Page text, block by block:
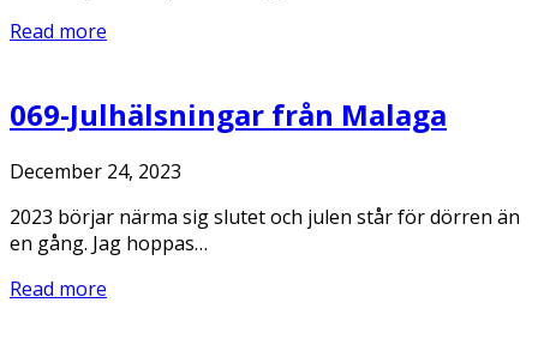
Read more
069-Julhälsningar från Malaga
December 24, 2023
2023 börjar närma sig slutet och julen står för dörren än
en gång. Jag hoppas…
Read more